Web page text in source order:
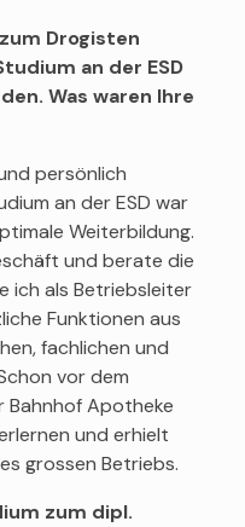
Drogisten
an der ESD
Was waren Ihre
persönlich
an der ESD war
Weiterbildung.
und berate die
ich als Betriebsleiter
Funktionen aus
fachlichen und
vor dem
Bahnhof Apotheke
und erhielt
grossen Betriebs.
zum dipl.